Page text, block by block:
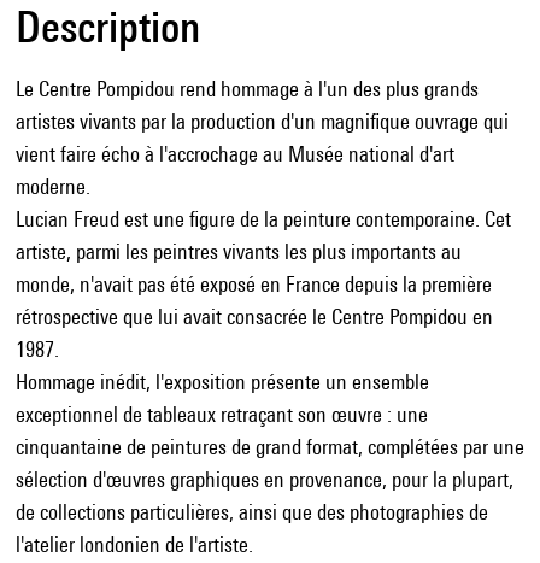
Description
Le Centre Pompidou rend hommage à l'un des plus grands
artistes vivants par la production d'un magnifique ouvrage qui
vient faire écho à l'accrochage au Musée national d'art
moderne.
Lucian Freud est une figure de la peinture contemporaine. Cet
artiste, parmi les peintres vivants les plus importants au
monde, n'avait pas été exposé en France depuis la première
rétrospective que lui avait consacrée le Centre Pompidou en
1987.
Hommage inédit, l'exposition présente un ensemble
exceptionnel de tableaux retraçant son œuvre : une
cinquantaine de peintures de grand format, complétées par une
sélection d'œuvres graphiques en provenance, pour la plupart,
de collections particulières, ainsi que des photographies de
l'atelier londonien de l'artiste.